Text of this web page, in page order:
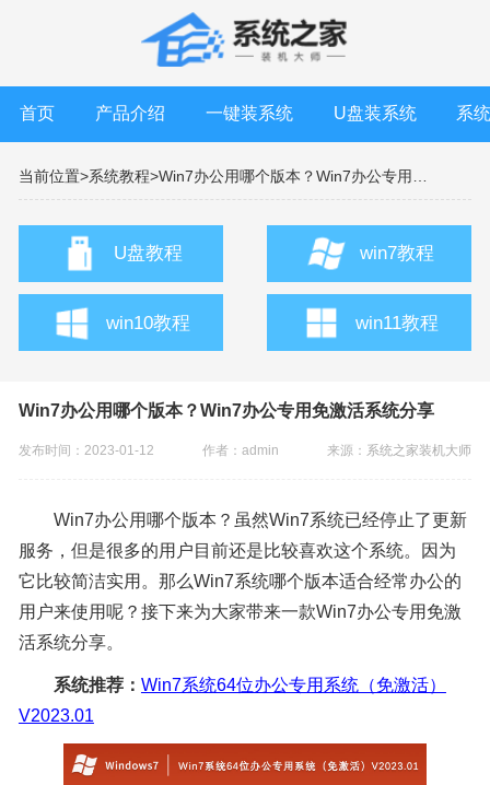
首页 产品介绍 一键装系统 U盘装系统 系
当前位置>系统教程>
U盘教程 win7教程
win10教程 win11教程
Win7办公用哪个版本？Win7办公专用免激活系统分享
发布时间：2023-01-12 作者：admin 来源： 系统之家装机大师
Win7办公用哪个版本？虽然Win7系统已经停止了更新
服务，但是很多的用户目前还是比较喜欢这个系统。因为
它比较简洁实用。那么Win7系统哪个版本适合经常办公的
用户来使用呢？接下来为大家带来一款Win7办公专用免激
活系统分享。
系统推荐： Win7系统64位办公专用系统（免激活）
V2023.01